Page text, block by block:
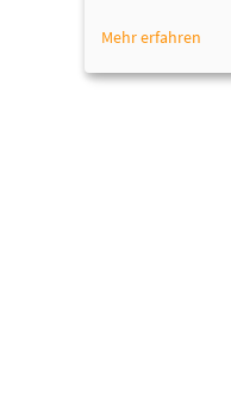
Mehr erfahren